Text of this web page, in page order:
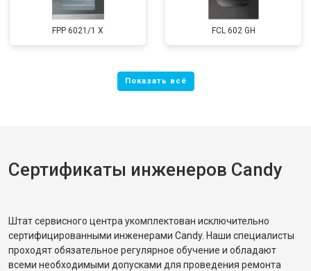
FPP 6021/1 X FCL 602 GH
Сертификаты инженеров Candy
Штат сервисного центра укомплектован исключительно
сертифицированными инженерами Candy. Наши специалисты
проходят обязательное регулярное обучение и обладают
всеми необходимыми допусками для проведения ремонта